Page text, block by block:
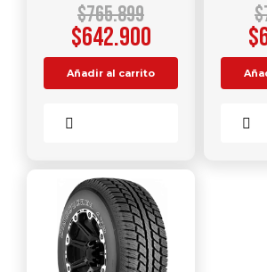
$765.899
$642.900
Añadir al carrito
$
$